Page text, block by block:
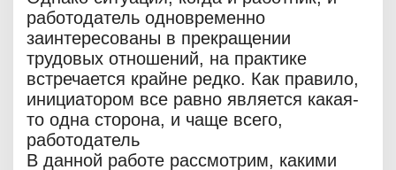
работодатель одновременно
заинтересованы в прекращении
трудовых отношений, на практике
встречается крайне редко. Как правило,
инициатором все равно является какая-
то одна сторона, и чаще всего,
работодатель
В данной работе рассмотрим, какими